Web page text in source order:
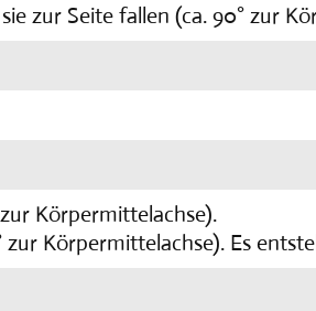
zur Seite fallen (ca. 90° zur
Körpermittelachse).
Körpermittelachse). Es